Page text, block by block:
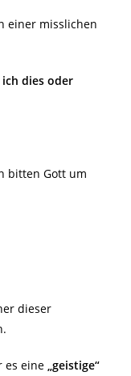
einer misslichen
ich dies oder
bitten Gott um
dieser
es eine „geistige“